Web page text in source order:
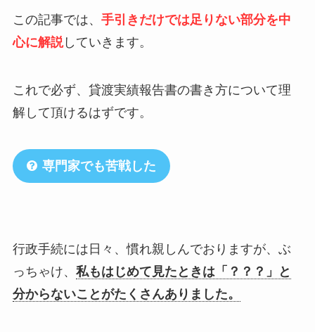
この記事では、 手引きだけでは足りない部分を中
心に解説していきます。
これで必ず、貸渡実績報告書の書き方について理
解して頂けるはずです。
専門家でも苦戦した
行政手続には日々、慣れ親しんでおりますが、ぶ
っちゃけ、 私もはじめて見たときは「？？？」と
分からないことがたくさんありました。